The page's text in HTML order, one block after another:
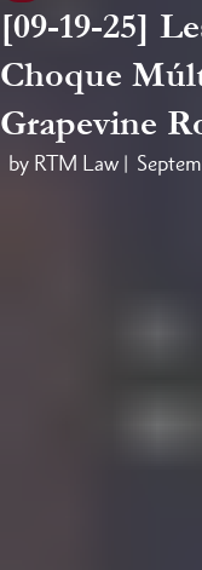
[09-19-25]
Choque
Grapevine
by RTM Law |